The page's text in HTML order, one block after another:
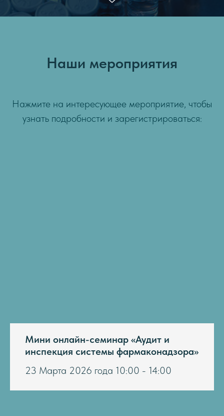
Наши мероприятия
Нажмите на интересующее мероприятие, чтобы
узнать подробности и зарегистрироваться:
Мини онлайн-семинар «Аудит и
инспекция системы фармаконадзора»
23 Марта 2026 года 10:00 - 14:00